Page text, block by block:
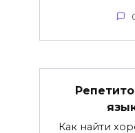
Как найти